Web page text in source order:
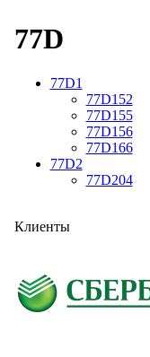
77D
77D1
77D152
77D155
77D156
77D166
77D2
77D204
Клиенты